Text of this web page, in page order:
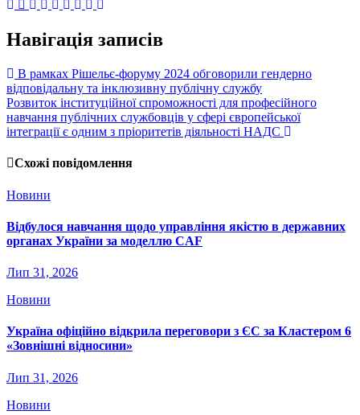
Навігація записів
В рамках Рішельє-форуму 2024 обговорили гендерно
відповідальну та інклюзивну публічну службу
Розвиток інституційної спроможності для професійного
навчання публічних службовців у сфері європейської
інтеграції є одним з пріоритетів діяльності НАДС
Схожі повідомлення
Новини
Відбулося навчання щодо управління якістю в державних
органах України за моделлю CAF
Лип 31, 2026
Новини
Україна офіційно відкрила переговори з ЄС за Кластером 6
«Зовнішні відносини»
Лип 31, 2026
Новини